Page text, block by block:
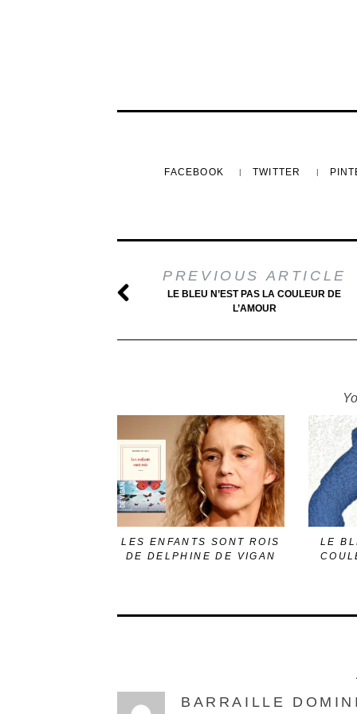
FACEBOOK TWITTER
PREVIOUS ARTICLE
LE BLEU N’EST PAS LA COULEUR DE
L’AMOUR
LES ENFANTS SONT ROIS
DE DELPHINE DE VIGAN
LE
BARRAILLE